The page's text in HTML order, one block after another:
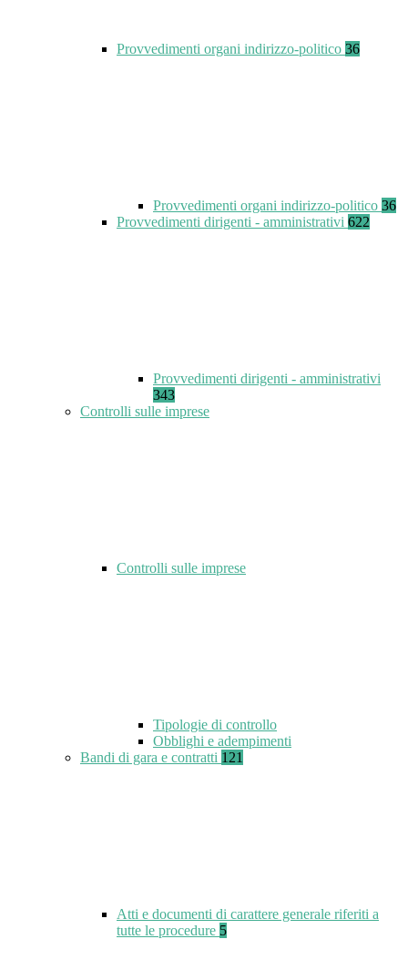
Provvedimenti organi indirizzo-politico 36
Provvedimenti organi indirizzo-politico 36
Provvedimenti dirigenti - amministrativi 622
Provvedimenti dirigenti - amministrativi
343
Controlli sulle imprese
Controlli sulle imprese
Tipologie di controllo
Obblighi e adempimenti
Bandi di gara e contratti 121
Atti e documenti di carattere generale riferiti a
tutte le procedure 5